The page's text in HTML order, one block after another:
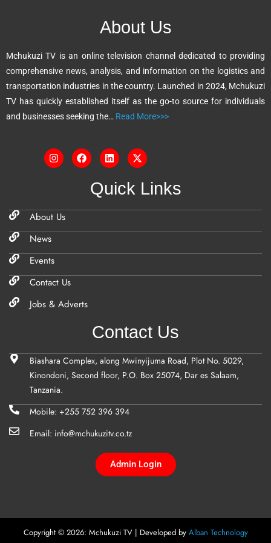
i
v
e
:
About Us
Mchukuzi TV is an online television channel dedicated to providing
comprehensive news, analysis, and information on the logistics and
transportation industries in the country. Launched in 2024, Mchukuzi
TV has quickly established itself as the go-to source for individuals
and businesses seeking the… Read More>>>
Quick Links
About Us
News
Events
Contact Us
Jobs & Adverts
Contact Us
Biashara Complex, along Mwinyijuma Road, Plot No. 5029,
Kinondoni, Second floor, P.O. Box 25074, Dar es Salaam,
Tanzania.
Mobile: +255 752 396 394
Email: info@mchukuzitv.co.tz
Admin Login
Copyright © 2026: Mchukuzi TV | Developed by Alban Technology